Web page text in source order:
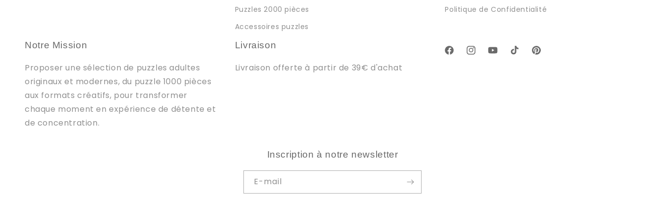
Puzzles 2000 pièces
Accessoires puzzles
Politique de Confidentialité
Notre Mission
Proposer une sélection de puzzles adultes
originaux et modernes, du puzzle 1000 pièces
aux formats créatifs, pour transformer
chaque moment en expérience de détente et
de concentration.
Livraison
Livraison offerte à partir de 39€ d'achat
FacebookInstagramYouTubeTikTok Pinterest
Inscription à notre newsletter
E-mail